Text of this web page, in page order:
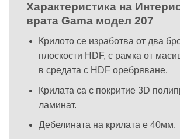
Характеристика на
врата Gama модел 207
Крилото се изработва от два
плоскости HDF, с рамка от
в средата с HDF оребряване.
Крилата са с покритие 3D
ламинат.
Дебелината на крилата е 40мм.